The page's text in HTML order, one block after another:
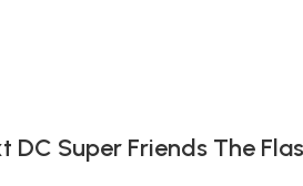
DC Super Friends The